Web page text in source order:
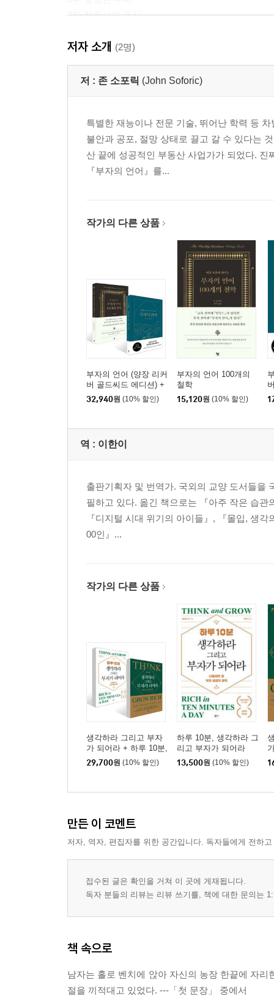
7장 정원사의 유산
나가며_마지막 당부
저자 소개 (2명)
저 : 존 소포릭 (John Soforic)
특별한 재능이나 전문 기술, 뛰어난 학력 등
불안과 공포, 절망 상태로 끌고 갈 수 있다는
산 끝에 성공적인 부동산 사업가가 되었다. 진
『부자의 언어』를...
작가의 다른 상품
부자의 언어 (양장 리커
버 골드씨드 에디션) +
부자의 언어 100개의
철학 세트
32,940원 (10% 할인)
부자의 언어 100개의
철학
15,120원 (10% 할인)
역 : 이한이
출판기획자 및 번역가. 국외의 교양 도서들을
필하고 있다. 옮긴 책으로는 『아주 작은 습
『디지털 시대 위기의 아이들』, 『몰입, 생
00인』...
작가의 다른 상품
생각하라 그리고 부자
가 되어라 + 하루 10분,
생각하라 그리고 부자
가 되어라 세트
29,700원 (10% 할인)
하루 10분, 생각하라 그
리고 부자가 되어라
13,500원 (10% 할인)
만든 이 코멘트
저자, 역자, 편집자를 위한 공간입니다. 독자들에게 전하
접수된 글은 확인을 거쳐 이 곳에 게재됩니다.
독자 분들의 리뷰는 리뷰 쓰기를, 책에 대한 문의는
책 속으로
남자는 홀로 벤치에 앉아 자신의 농장 한끝에 자
절을 끼적대고 있었다. ---「첫 문장」 중에서